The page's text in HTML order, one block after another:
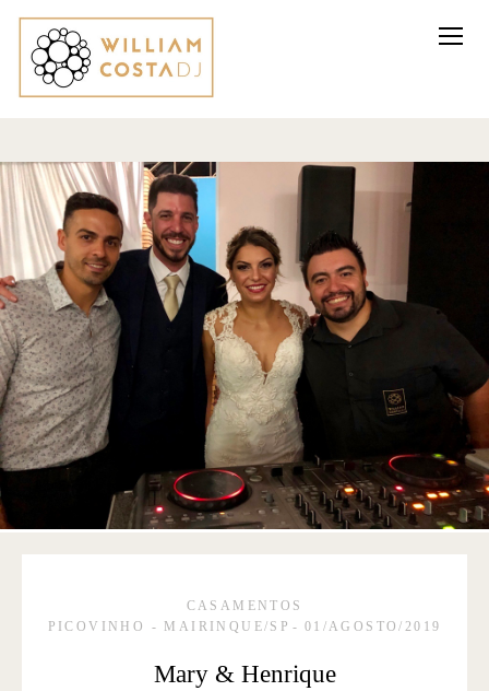
CASAMENTOS
PICOVINHO - MAIRINQUE/SP
01/AGOSTO/2019
Mary & Henrique